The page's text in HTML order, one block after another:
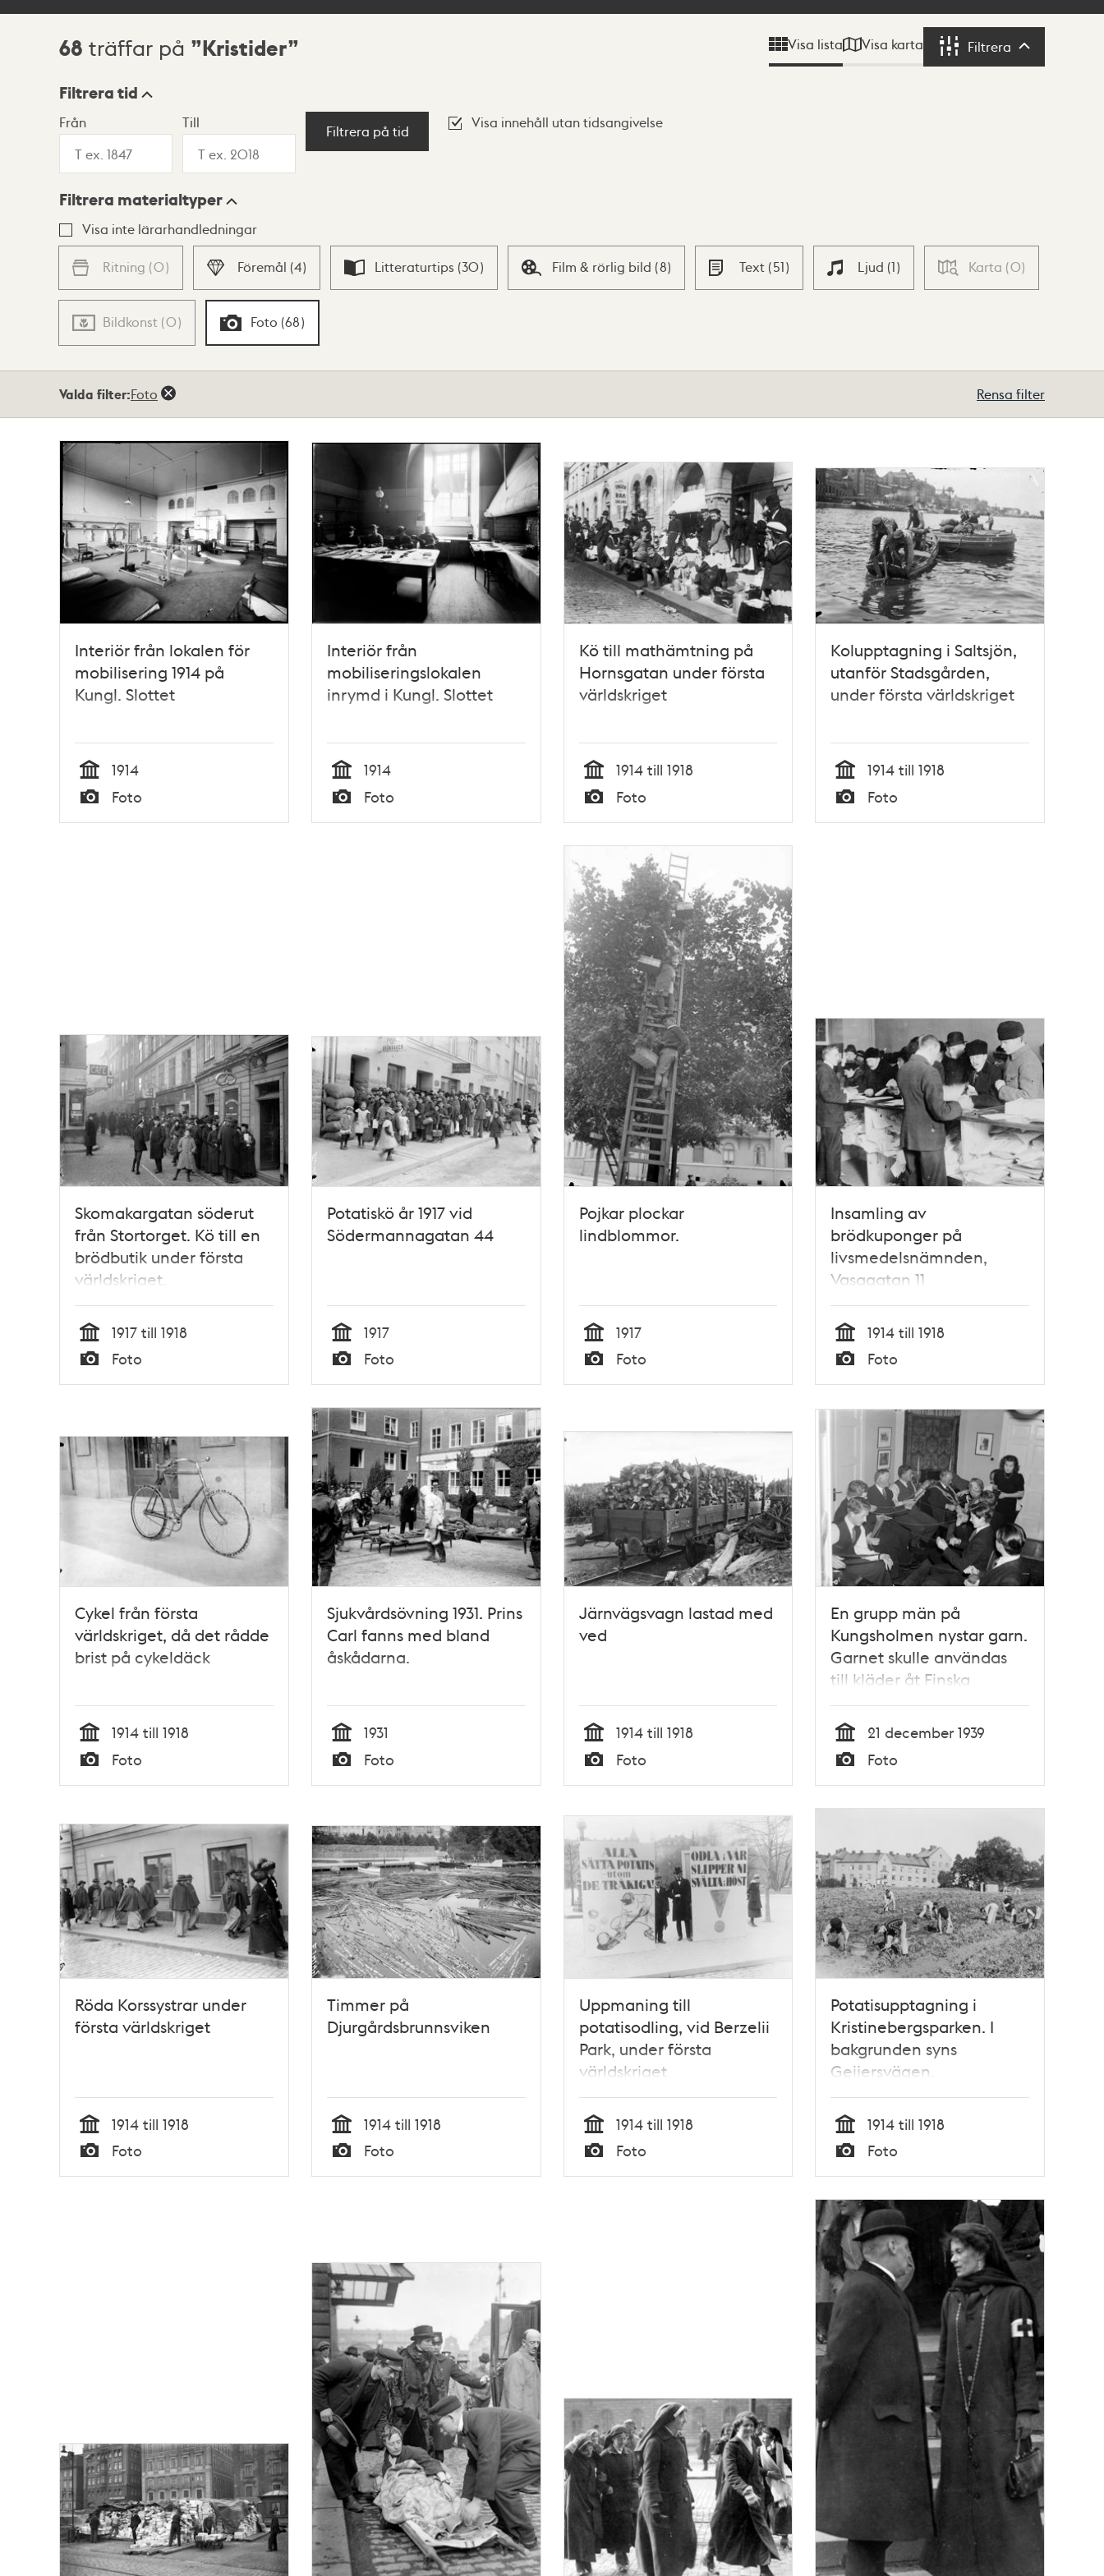
Sökresultat
68 träffar på Kristider Visa lista Visa karta Filtrera Filtrera
Visningsläge
Lista Karta
Filtrera tid
Från Till
Filtrera på tid
Visa innehåll utan tidsangivelse
Filtrera materialtyper
Visa inte lärarhandledningar
Ritning (0) Föremål (4) Litteraturtips (30) Film & rörlig bild (8) Text (51) Ljud (1) Karta (0)
Bildkonst (0) Foto (68)
Valda filter:Foto Rensa filter
Interiör från lokalen för
mobilisering 1914 på
Kungl. Slottet
Tid
1914
Foto
Interiör från
mobiliseringslokalen
inrymd i Kungl. Slottet
Tid
1914
Foto
Kö till mathämtning på
Hornsgatan under första
världskriget
Tid
1914 till 1918
Foto
Kolupptagning i Saltsjön,
utanför Stadsgården,
under första världskriget
Tid
1914 till 1918
Foto
Skomakargatan söderut
från Stortorget. Kö till en
brödbutik under första
världskriget.
Tid
1917 till 1918
Typ
Foto
Potatiskö år 1917 vid
Södermannagatan 44
Tid
1917
Typ
Foto
Pojkar plockar
lindblommor.
Tid
1917
Typ
Foto
Insamling av
brödkuponger på
livsmedelsnämnden,
Vasagatan 11
Tid
1914 till 1918
Typ
Foto
Cykel från första
världskriget, då det rådde
brist på cykeldäck
Tid
1914 till 1918
Foto
Sjukvårdsövning 1931. Prins
Carl fanns med bland
åskådarna.
Tid
1931
Foto
Järnvägsvagn lastad med
ved
Tid
1914 till 1918
Foto
En grupp män på
Kungsholmen nystar garn.
Garnet skulle användas
till kläder åt Finska
soldater
Tid
21 december 1939
Foto
Röda Korssystrar under
första världskriget
Tid
1914 till 1918
Typ
Foto
Timmer på
Djurgårdsbrunnsviken
Tid
1914 till 1918
Typ
Foto
Uppmaning till
potatisodling, vid Berzelii
Park, under första
världskriget
Tid
1914 till 1918
Typ
Foto
Potatisupptagning i
Kristinebergsparken. I
bakgrunden syns
Geijersvägen.
Tid
1914 till 1918
Typ
Foto